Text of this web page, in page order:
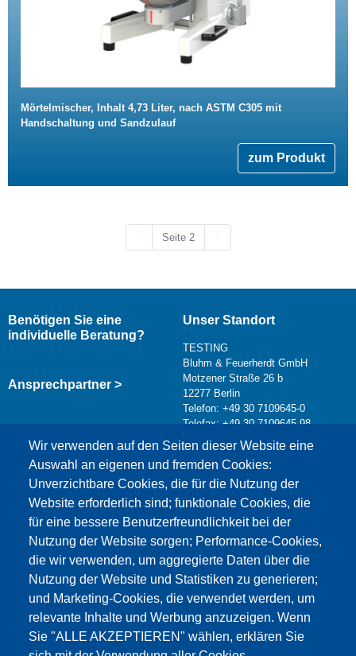
Mörtelmischer, Inhalt 4,73 Liter, nach ASTM C305 mit
Handschaltung und Sandzulauf
zum Produkt
Vorherige Seite
Seite 2
Wir verwenden auf den Seiten dieser Website eine
Auswahl an eigenen und fremden Cookies:
Unverzichtbare Cookies, die für die Nutzung der
Website erforderlich sind; funktionale Cookies, die
für eine bessere Benutzerfreundlichkeit bei der
Nutzung der Website sorgen; Performance-Cookies,
die wir verwenden, um aggregierte Daten über die
Nutzung der Website und Statistiken zu generieren;
und Marketing-Cookies, die verwendet werden, um
relevante Inhalte und Werbung anzuzeigen. Wenn
Sie "ALLE AKZEPTIEREN" wählen, erklären Sie
Benötigen Sie eine
individuelle Beratung?
Ansprechpartner >
Unser Standort
TESTING
Bluhm & Feuerherdt GmbH
Motzener Straße 26 b
12277 Berlin
Telefon: +49 30 7109645-0
Telefax: +49 30 7109645-98
info@testing.de
Dieser Inhalt ist blockiert, da die Google Maps
Cookies nicht akzeptiert wurden.
NUR DIE GOOGLE MAPS COOKIES
AKZEPTIEREN.